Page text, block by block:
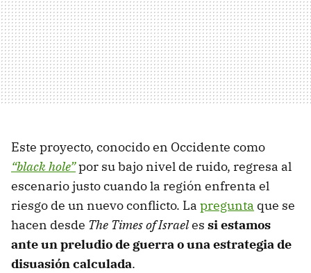
Este proyecto, conocido en Occidente como
“black hole”por su bajo nivel de ruido, regresa al
escenario justo cuando la región enfrenta el
riesgo de un nuevo conflicto. La pregunta que se
hacen desde The Times of Israeles si estamos
ante un preludio de guerrao una estrategia de
disuasión calculada.